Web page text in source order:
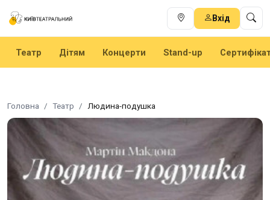
Вхід
Театр Дітям Концерти Stand-up
Головна Театр Людина-подушка